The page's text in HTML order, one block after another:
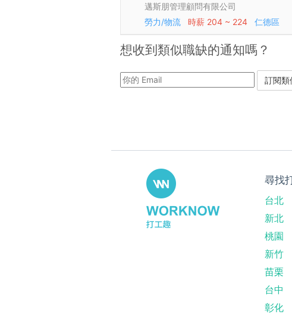
邁斯朋管理顧問有限公司
勞力/物流
時薪 204 ~ 224 仁德區
想收到類似職缺的通知嗎？
尋找
台北
新北
桃園
新竹
苗栗
台中
彰化